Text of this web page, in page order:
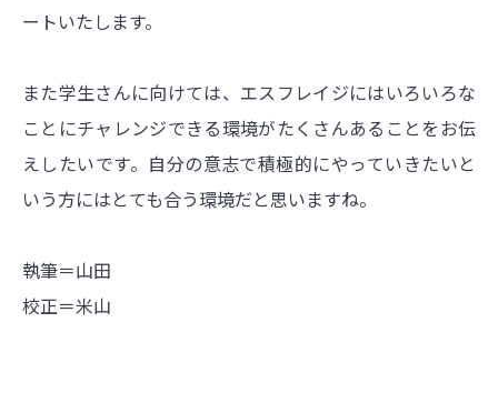
ートいたします。
また学生さんに向けては、エスフレイジにはいろいろな
ことにチャレンジできる環境がたくさんあることをお伝
えしたいです。自分の意志で積極的にやっていきたいと
いう方にはとても合う環境だと思いますね。
執筆＝山田
校正＝米山